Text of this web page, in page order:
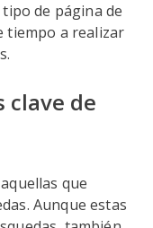
de página de
tiempo a realizar
clave de
que
Aunque estas